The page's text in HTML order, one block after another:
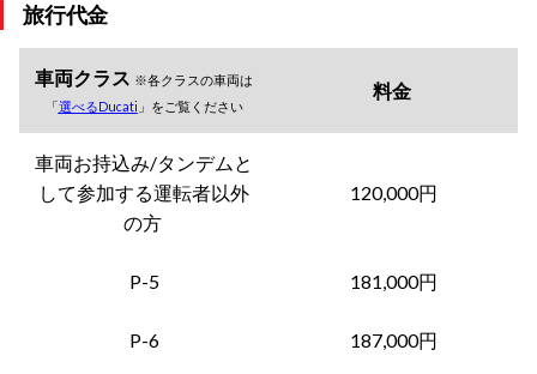
旅行代金
車両クラス ※各クラスの車両は
「選べるDucati 」をご覧ください
料金
車両お持込み/タンデムと
して参加する運転者以外
の方
120,000円
P-5 181,000円
P-6 187,000円